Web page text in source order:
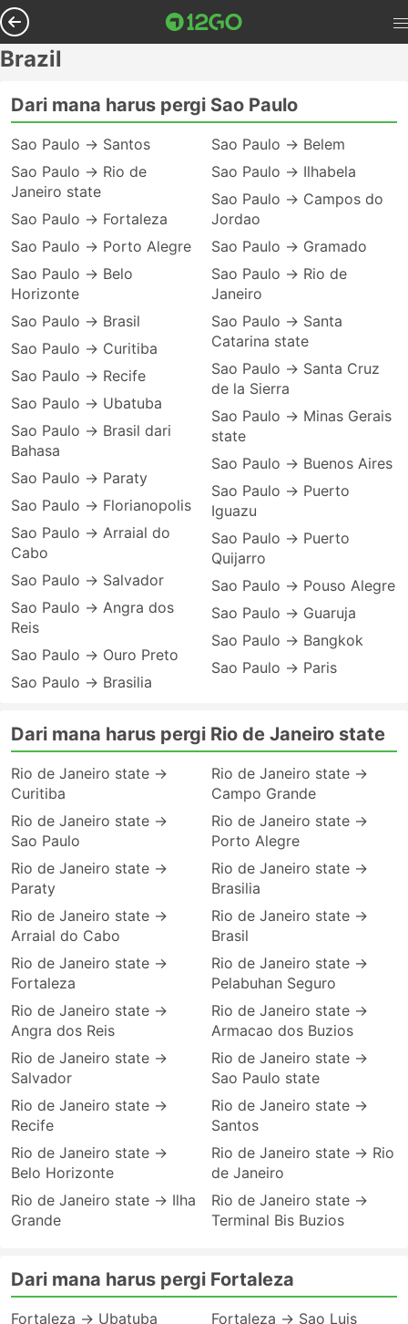
Brazil
Dari mana harus pergi Sao Paulo
Sao Paulo → Santos
Sao Paulo → Rio de
Janeiro state
Sao Paulo → Fortaleza
Sao Paulo → Porto Alegre
Sao Paulo → Belo
Horizonte
Sao Paulo → Brasil
Sao Paulo → Curitiba
Sao Paulo → Recife
Sao Paulo → Ubatuba
Sao Paulo → Brasil dari
Bahasa
Sao Paulo → Paraty
Sao Paulo → Florianopolis
Sao Paulo → Arraial do
Cabo
Sao Paulo → Salvador
Sao Paulo → Angra dos
Reis
Sao Paulo → Ouro Preto
Sao Paulo → Brasilia
Sao Paulo → Belem
Sao Paulo → Ilhabela
Sao Paulo → Campos do
Jordao
Sao Paulo → Gramado
Sao Paulo → Rio de
Janeiro
Sao Paulo → Santa
Catarina state
Sao Paulo → Santa Cruz
de la Sierra
Sao Paulo → Minas Gerais
state
Sao Paulo → Buenos Aires
Sao Paulo → Puerto
Iguazu
Sao Paulo → Puerto
Quijarro
Sao Paulo → Pouso Alegre
Sao Paulo → Guaruja
Sao Paulo → Bangkok
Sao Paulo → Paris
Dari mana harus pergi Rio de Janeiro state
Rio de Janeiro state →
Curitiba
Rio de Janeiro state →
Sao Paulo
Rio de Janeiro state →
Paraty
Rio de Janeiro state →
Arraial do Cabo
Rio de Janeiro state →
Fortaleza
Rio de Janeiro state →
Angra dos Reis
Rio de Janeiro state →
Salvador
Rio de Janeiro state →
Recife
Rio de Janeiro state →
Belo Horizonte
Rio de Janeiro state → Ilha
Grande
Rio de Janeiro state →
Campo Grande
Rio de Janeiro state →
Porto Alegre
Rio de Janeiro state →
Brasilia
Rio de Janeiro state →
Brasil
Rio de Janeiro state →
Pelabuhan Seguro
Rio de Janeiro state →
Armacao dos Buzios
Rio de Janeiro state →
Sao Paulo state
Rio de Janeiro state →
Santos
Rio de Janeiro state → Rio
de Janeiro
Rio de Janeiro state →
Terminal Bis Buzios
Dari mana harus pergi Fortaleza
Fortaleza → Ubatuba
Fortaleza → Sao Luis